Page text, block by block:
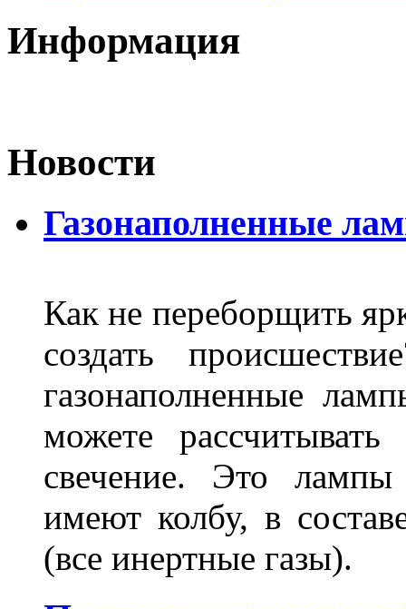
Информация
Новости
Газонаполненные
Как не переборщить
создать
газонаполненные
можете
свечение. Это
имеют колбу, в
(все инертные газы).